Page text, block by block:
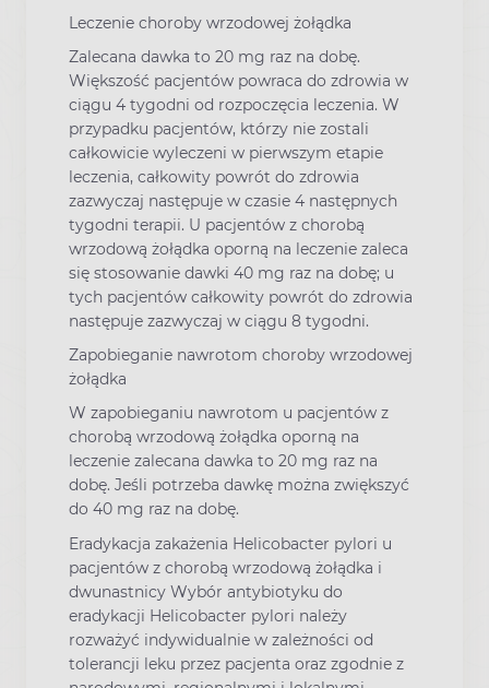
Leczenie choroby wrzodowej żołądka
Zalecana dawka to 20 mg raz na dobę.
Większość pacjentów powraca do zdrowia w
ciągu 4 tygodni od rozpoczęcia leczenia. W
przypadku pacjentów, którzy nie zostali
całkowicie wyleczeni w pierwszym etapie
leczenia, całkowity powrót do zdrowia
zazwyczaj następuje w czasie 4 następnych
tygodni terapii. U pacjentów z chorobą
wrzodową żołądka oporną na leczenie zaleca
się stosowanie dawki 40 mg raz na dobę; u
tych pacjentów całkowity powrót do zdrowia
następuje zazwyczaj w ciągu 8 tygodni.
Zapobieganie nawrotom choroby wrzodowej
żołądka
W zapobieganiu nawrotom u pacjentów z
chorobą wrzodową żołądka oporną na
leczenie zalecana dawka to 20 mg raz na
dobę. Jeśli potrzeba dawkę można zwiększyć
do 40 mg raz na dobę.
Eradykacja zakażenia Helicobacter pylori u
pacjentów z chorobą wrzodową żołądka i
dwunastnicy Wybór antybiotyku do
eradykacji Helicobacter pylori należy
rozważyć indywidualnie w zależności od
tolerancji leku przez pacjenta oraz zgodnie z